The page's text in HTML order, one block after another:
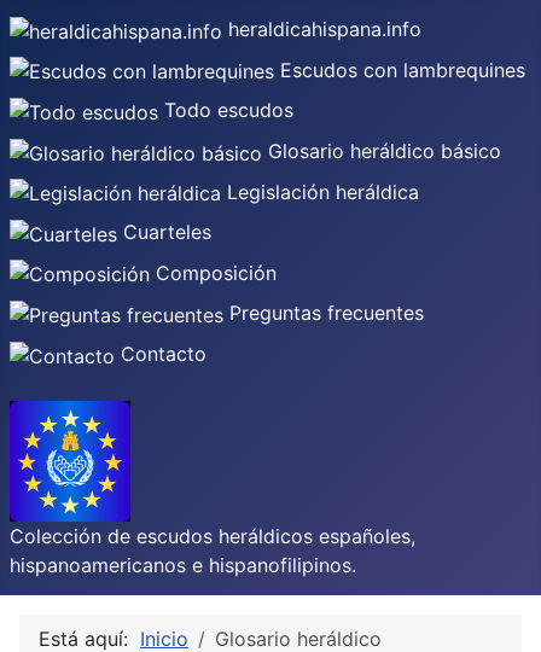
heraldicahispana.info
Escudos con lambrequines
Todo escudos
Glosario heráldico básico
Legislación heráldica
Cuarteles
Composición
Preguntas frecuentes
Contacto
Colección de escudos heráldicos españoles,
hispanoamericanos e hispanofilipinos.
Está aquí: Inicio Glosario heráldico